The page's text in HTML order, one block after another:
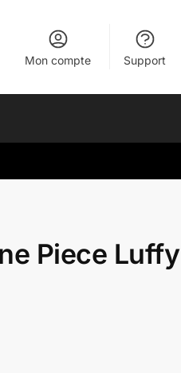
Mon compte Support
Piece Luffy